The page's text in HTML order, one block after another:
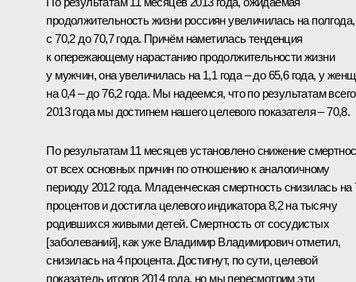
продолжительность жизни россиян увеличилась на полгода,
с 70,2 до 70,7 года. Причём наметилась тенденция
к опережающему нарастанию продолжительности жизни
у мужчин, она увеличилась на 1,1 года – до 65,6 года, у
на 0,4 – до 76,2 года. Мы надеемся, что по результатам всего
2013 года мы достигнем нашего целевого показателя – 70,8.
По результатам 11 месяцев установлено снижение
от всех основных причин по отношению к аналогичному
периоду 2012 года. Младенческая смертность снизилась на
процентов и достигла целевого индикатора 8,2 на тысячу
родившихся живыми детей. Смертность от сосудистых
[заболеваний], как уже Владимир Владимирович отметил,
снизилась на 4 процента. Достигнут, по сути, целевой
показатель итогов 2014 года, но мы пересмотрим эти